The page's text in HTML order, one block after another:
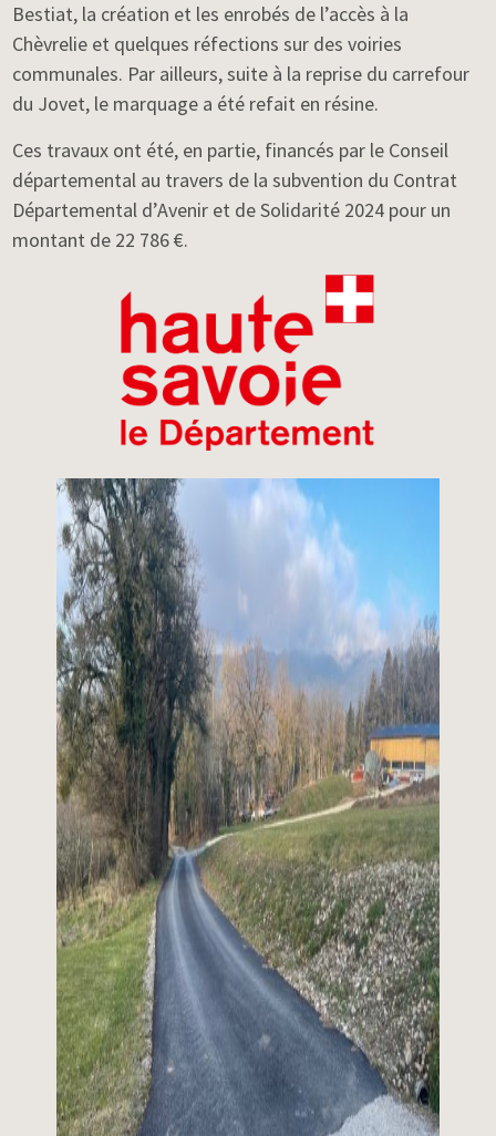
Bestiat, la création et les enrobés de l’accès à la
Chèvrelie et quelques réfections sur des voiries
communales. Par ailleurs, suite à la reprise du carrefour
du Jovet, le marquage a été refait en résine.
Ces travaux ont été, en partie, financés par le Conseil
départemental au travers de la subvention du Contrat
Départemental d’Avenir et de Solidarité 2024 pour un
montant de 22 786 €.